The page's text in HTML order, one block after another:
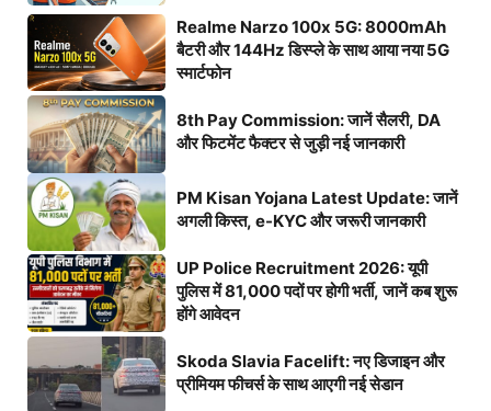
Realme Narzo 100x 5G: 8000mAh
बैटरी और 144Hz डिस्प्ले के साथ आया नया 5G
स्मार्टफोन
8th Pay Commission: जानें सैलरी, DA
और फिटमेंट फैक्टर से जुड़ी नई जानकारी
PM Kisan Yojana Latest Update: जानें
अगली किस्त, e-KYC और जरूरी जानकारी
UP Police Recruitment 2026: यूपी
पुलिस में 81,000 पदों पर होगी भर्ती, जानें कब शुरू
होंगे आवेदन
Skoda Slavia Facelift: नए डिजाइन और
प्रीमियम फीचर्स के साथ आएगी नई सेडान